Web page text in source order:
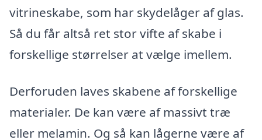
vitrineskabe, som har skydelåger af glas.
Så du får altså ret stor vifte af skabe i
forskellige størrelser at vælge imellem.
Derforuden laves skabene af forskellige
materialer. De kan være af massivt træ
eller melamin. Og så kan lågerne være af